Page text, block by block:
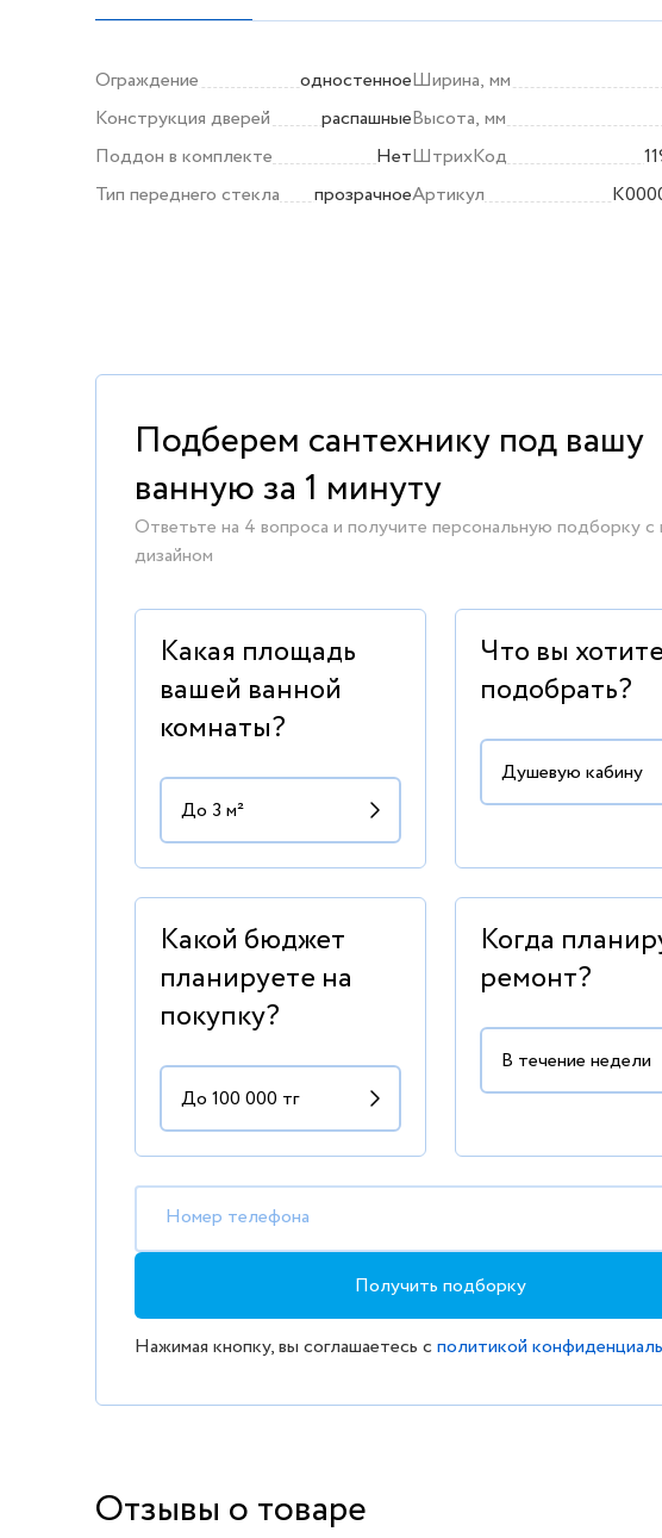
Ограждение
одностенное
Конструкция дверей
распашные
Поддон в комплекте
Нет
Тип переднего стекла
прозрачное
Ширина, мм
Высота, мм
ШтрихКод
Артикул
Подберем сантехнику под вашу
ванную за 1 минуту
Ответьте на 4 вопроса и получите персональную подборку с
дизайном
Какая площадь
вашей ванной
комнаты?
Что вы хотите
подобрать?
Какой бюджет
планируете на
покупку?
Когда
ремонт?
Номер телефона
Получить подборку
Нажимая кнопку, вы соглашаетесь сполитикой
Отзывы о товаре